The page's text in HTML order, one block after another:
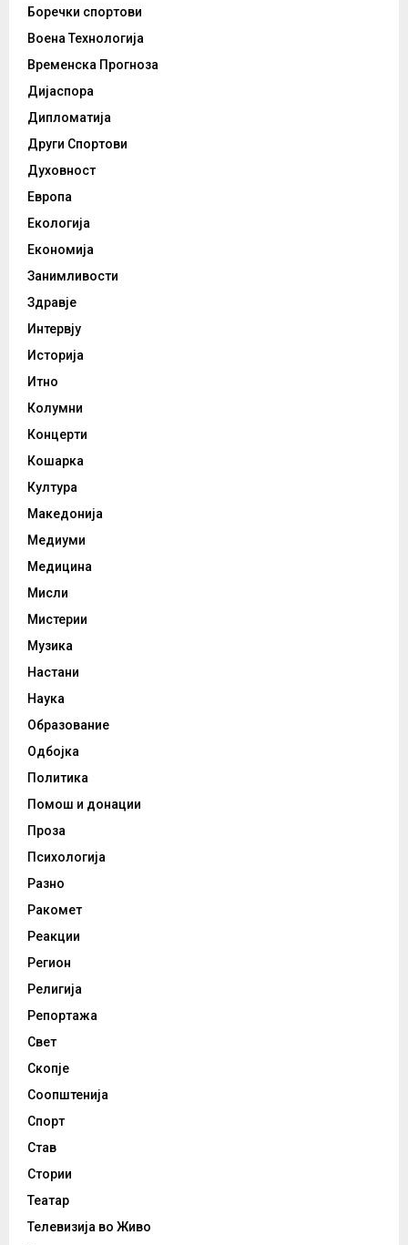
Боречки спортови
Воена Технологија
Временска Прогноза
Дијаспора
Дипломатија
Други Спортови
Духовност
Европа
Екологија
Економија
Занимливости
Здравје
Интервју
Историја
Итно
Колумни
Концерти
Кошарка
Култура
Македонија
Медиуми
Медицина
Мисли
Мистерии
Музика
Настани
Наука
Образование
Одбојка
Политика
Помош и донации
Проза
Психологија
Разно
Ракомет
Реакции
Регион
Религија
Репортажа
Свет
Скопје
Соопштенија
Спорт
Став
Стории
Театар
Телевизија во Живо